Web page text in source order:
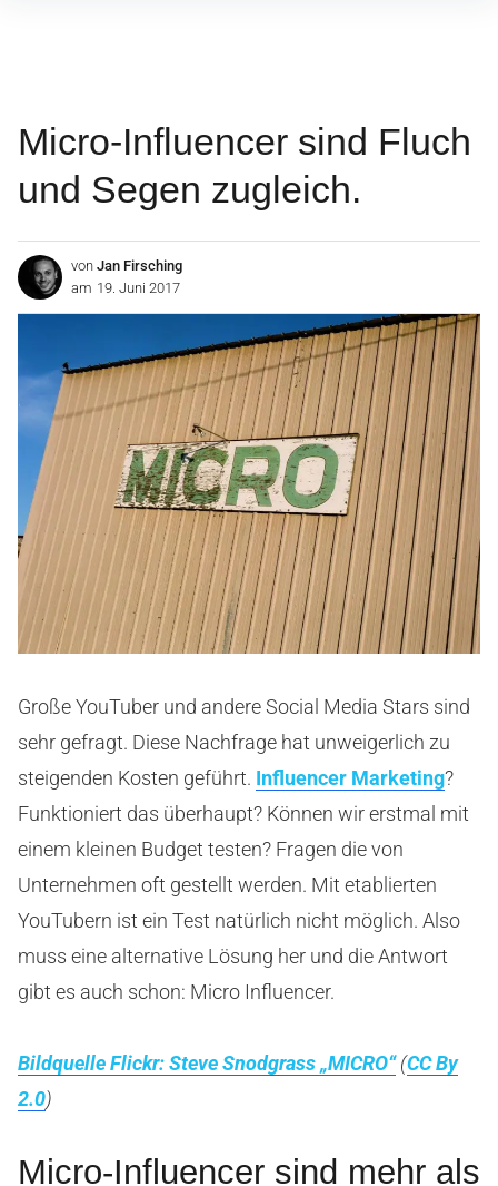
Micro-Influencer sind Fluch
und Segen zugleich.
von Jan Firsching
am 19. Juni 2017
Große YouTuber und andere Social Media Stars sind
sehr gefragt. Diese Nachfrage hat unweigerlich zu
steigenden Kosten geführt. Influencer Marketing?
Funktioniert das überhaupt? Können wir erstmal mit
einem kleinen Budget testen? Fragen die von
Unternehmen oft gestellt werden. Mit etablierten
YouTubern ist ein Test natürlich nicht möglich. Also
muss eine alternative Lösung her und die Antwort
gibt es auch schon: Micro Influencer.
Bildquelle Flickr: Steve Snodgrass „MICRO“(CC By
2.0)
Micro-Influencer sind mehr als